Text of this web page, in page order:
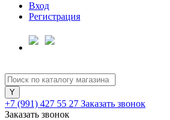
Вход
Регистрация
+7 (991) 427 55 27 Заказать звонок
Заказать звонок
График платежей
Сегодня
25%